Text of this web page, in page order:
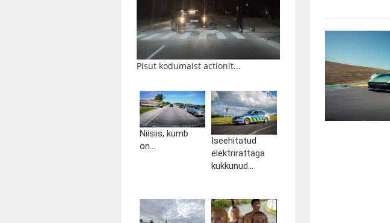
Pisut kodumaist actionit...
Niisiis, kumb
on...
Iseehitatud
elektrirattaga
kukkunud...